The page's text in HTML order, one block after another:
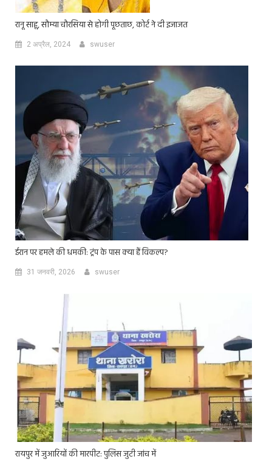
रानू साहू, सौम्या चौरसिया से होगी पूछताछ, कोर्ट ने दी इजाजत
2 अप्रैल, 2024 swuser
ईरान पर हमले की धमकी: ट्रंप के पास क्या हैं विकल्प?
31 जनवरी, 2026 swuser
रायपुर में जुआरियों की मारपीट: पुलिस जुटी जांच में